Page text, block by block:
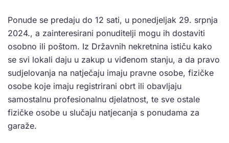
Ponude se predaju do 12 sati, u ponedjeljak 29. srpnja
2024., a zainteresirani ponuditelji mogu ih dostaviti
osobno ili poštom. Iz Državnih nekretnina ističu kako
se svi lokali daju u zakup u viđenom stanju, a da pravo
sudjelovanja na natječaju imaju pravne osobe, fizičke
osobe koje imaju registrirani obrt ili obavljaju
samostalnu profesionalnu djelatnost, te sve ostale
fizičke osobe u slučaju natjecanja s ponudama za
garaže.